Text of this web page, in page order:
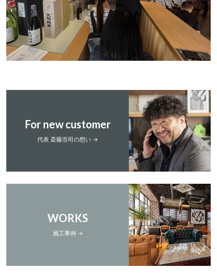
For new customer
代表 斎藤浩司の想い →
WORKS
施工事例 →